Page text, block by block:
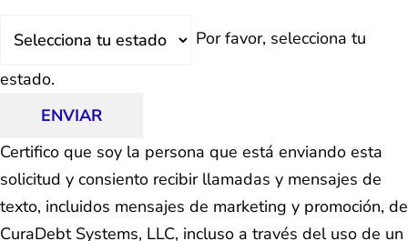
Por favor, selecciona tu
estado.
ENVIAR
Certifico que soy la persona que está enviando esta
solicitud y consiento recibir llamadas y mensajes de
texto, incluidos mensajes de marketing y promoción, de
CuraDebt Systems, LLC, incluso a través del uso de un